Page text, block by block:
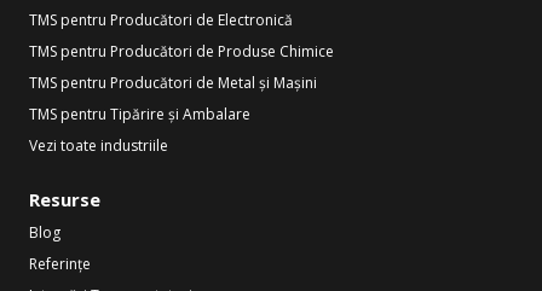
TMS pentru Producători de Electronică
TMS pentru Producători de Produse Chimice
TMS pentru Producători de Metal și Mașini
TMS pentru Tipărire și Ambalare
Vezi toate industriile
Resurse
Blog
Referințe